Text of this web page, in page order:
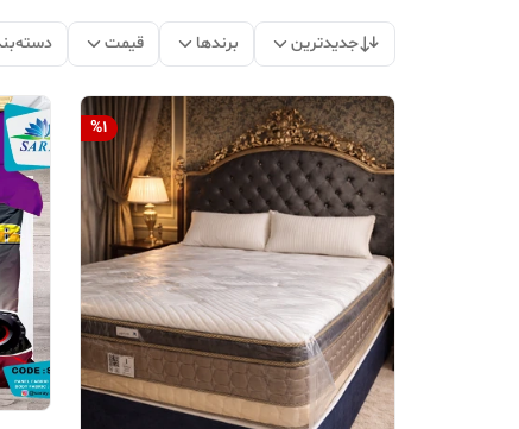
جدیدترین برندها قیمت
%1